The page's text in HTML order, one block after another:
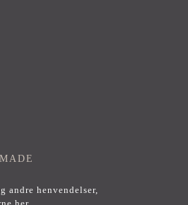
andre henvendelser,